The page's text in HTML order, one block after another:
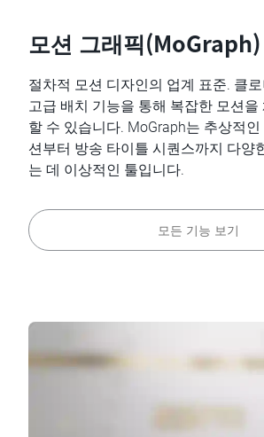
모션 그래픽(MoGraph)
절차적 모션 디자인의 업계 표준. 클
고급 배치 기능을 통해 복잡한 모션을
할 수 있습니다. MoGraph는 추상적
션부터 방송 타이틀 시퀀스까지 다양
는 데 이상적인 툴입니다.
모든 기능 보기